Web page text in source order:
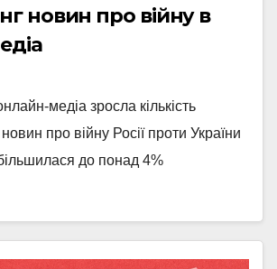
новин про війну в
медіа зросла кількість
про війну Росії проти України
до понад 4%